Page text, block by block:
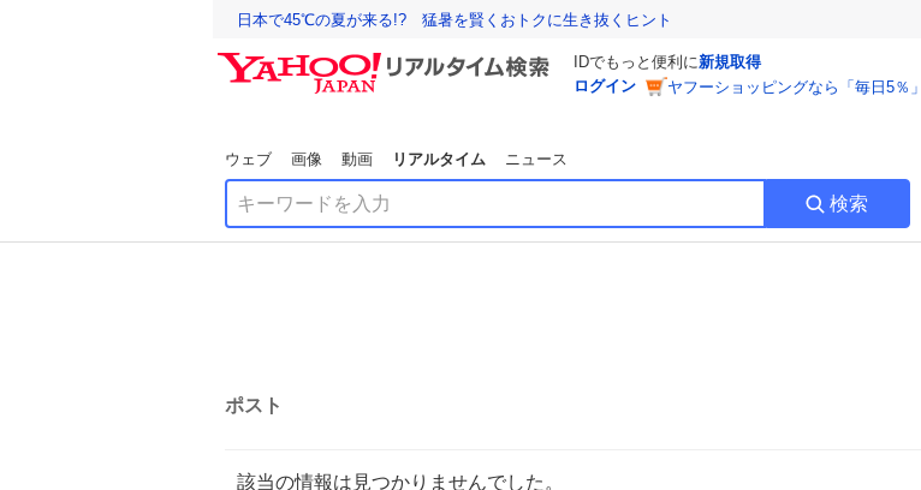
日本で45℃の夏が来る!? 猛暑を賢くおトクに生き抜くヒント
IDでもっと便利に新規取得
ログイン
ヤフーショッピングなら「毎日5％
ウェブ 画像 動画 リアルタイム ニュース
検索
ポスト
該当の情報は見つかりませんでした。